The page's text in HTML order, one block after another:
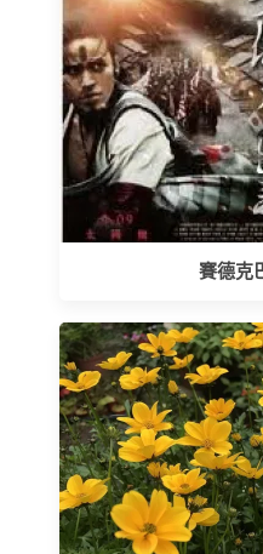
賽德克